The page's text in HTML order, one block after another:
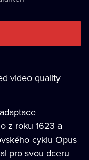
video quality
z roku 1623 a
cyklu Opus
pro svou dceru